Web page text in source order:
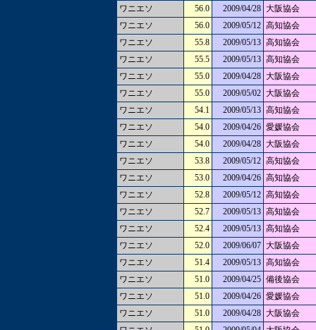
ワニエソ
56.0 2009/04/28 大阪協会
ワニエソ
56.0 2009/05/12 高知協会
ワニエソ
55.8 2009/05/13 高知協会
ワニエソ
55.5 2009/05/13 高知協会
ワニエソ
55.0 2009/04/28 大阪協会
ワニエソ
55.0 2009/05/02 大阪協会
ワニエソ
54.1 2009/05/13 高知協会
ワニエソ
54.0 2009/04/26 愛媛協会
ワニエソ
54.0 2009/04/28 大阪協会
ワニエソ
53.8 2009/05/12 高知協会
ワニエソ
53.0 2009/04/26 高知協会
ワニエソ
52.8 2009/05/12 高知協会
ワニエソ
52.7 2009/05/13 高知協会
ワニエソ
52.4 2009/05/13 高知協会
ワニエソ
52.0 2009/06/07 大阪協会
ワニエソ
51.4 2009/05/13 高知協会
ワニエソ
51.0 2009/04/25 備後協会
ワニエソ
51.0 2009/04/26 愛媛協会
ワニエソ
51.0 2009/04/28 大阪協会